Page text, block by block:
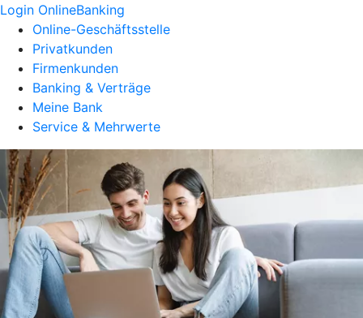
Login OnlineBanking
Online-Geschäftsstelle
Privatkunden
Firmenkunden
Banking & Verträge
Meine Bank
Service & Mehrwerte